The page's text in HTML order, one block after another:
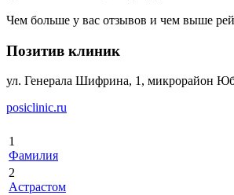
Чем больше у вас отзывов и чем выше
Позитив клиник
ул. Генерала Шифрина, 1, микрорайон
posiclinic.ru
1
Фамилия
2
Астрастом